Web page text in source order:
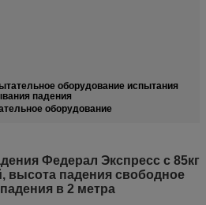
оборудование испытания
падения
оборудование
Федерал Экспресс с 85кг
высота падения свободное
в 2 метра